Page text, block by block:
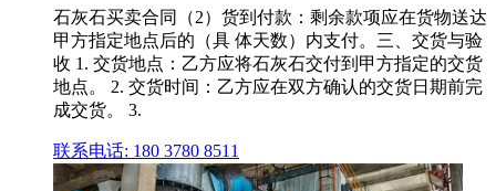
石灰石买卖合同（2）货到付款：剩余款项应在货物送达
甲方指定地点后的（具 体天数）内支付。三、交货与验
收 1. 交货地点：乙方应将石灰石交付到甲方指定的交货
地点。 2. 交货时间：乙方应在双方确认的交货日期前完
成交货。 3.
联系电话: 180 3780 8511